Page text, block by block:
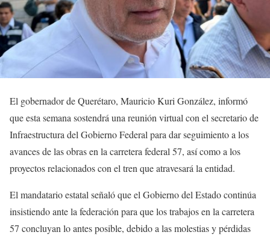
El gobernador de Querétaro, Mauricio Kuri González, informó
que esta semana sostendrá una reunión virtual con el secretario de
Infraestructura del Gobierno Federal para dar seguimiento a los
avances de las obras en la carretera federal 57, así como a los
proyectos relacionados con el tren que atravesará la entidad.
El mandatario estatal señaló que el Gobierno del Estado continúa
insistiendo ante la federación para que los trabajos en la carretera
57 concluyan lo antes posible, debido a las molestias y pérdidas